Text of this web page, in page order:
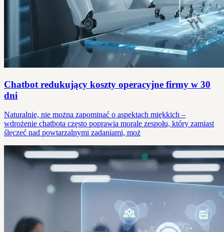
Chatbot redukujący koszty operacyjne firmy w 30
dni
Naturalnie, nie można zapominać o aspektach miękkich –
wdrożenie chatbota często poprawia morale zespołu, który zamiast
ślęczeć nad powtarzalnymi zadaniami, moż